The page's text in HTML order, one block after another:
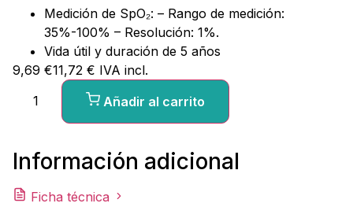
Medición de SpO₂: – Rango de medición:
35%-100% – Resolución: 1%.
Vida útil y duración de 5 años
9,69 €11,72 € IVA incl.
Añadir al carrito
Información adicional
Ficha técnica